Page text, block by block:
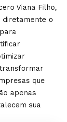
Viana Filho,
diretamente o
que
apenas
sua